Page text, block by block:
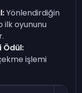
Yönlendirdiğin
ilk oyununu
Ödül:
işlemi